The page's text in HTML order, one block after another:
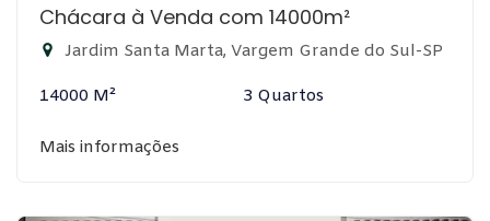
Chácara à Venda com 14000m²
Jardim Santa Marta, Vargem Grande do Sul-SP
14000 M² 3 Quartos
Mais informações